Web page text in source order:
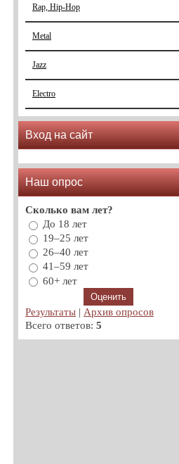
Rap, Hip-Hop
Metal
Jazz
Electro
Вход на сайт
Наш опрос
Сколько вам лет?
До 18 лет
19–25 лет
26–40 лет
41–59 лет
60+ лет
Результаты | Архив опросов
Всего ответов: 5